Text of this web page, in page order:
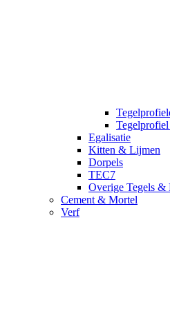
Egalisatie
Kitten & Lijmen
Dorpels
TEC7
Overige Tegels &
Cement & Mortel
Verf